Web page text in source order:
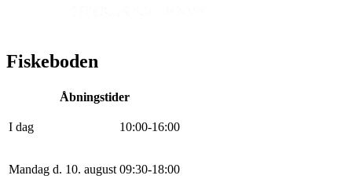
Fiskeboden
Åbningstider
I dag 10:00-16:00
Mandag d. 10. august 09:30-18:00